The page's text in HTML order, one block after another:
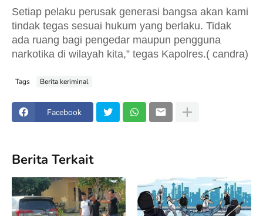
Setiap pelaku perusak generasi bangsa akan kami
tindak tegas sesuai hukum yang berlaku. Tidak
ada ruang bagi pengedar maupun pengguna
narkotika di wilayah kita,” tegas Kapolres.( candra)
Tags Berita keriminal
Facebook
Berita Terkait